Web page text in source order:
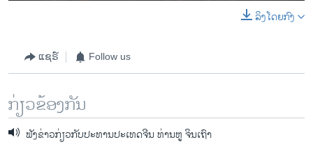
ລິງໂດຍກົງ
ແຊຣ໌ Follow us
ກ່ຽວຂ້ອງກັນ
ຟັງຂ່າວກ່ຽວກັບປະທານປະເທດຈີນ ທ່ານຫູ ຈິນເຖົາ